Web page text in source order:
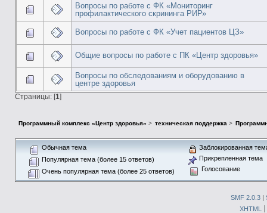
Вопросы по работе с ФК «Мониторинг
профилактического скрининга РИР»
Вопросы по работе с ФК «Учет пациентов ЦЗ»
Общие вопросы по работе с ПК «Центр здоровья»
Вопросы по обследованиям и оборудованию в
центре здоровья
Страницы: [1]
Программный комплекс «Центр здоровья» > техническая поддержка >
Обычная тема
Популярная тема (более 15 ответов)
Очень популярная тема (более 25 ответов)
Заблокированная
Прикрепленная тема
Голосование
SMF 2.0.3|
XHTML